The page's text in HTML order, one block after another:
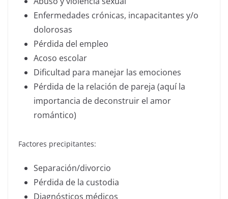
Enfermedades crónicas, incapacitantes y/o
dolorosas
Pérdida del empleo
Acoso escolar
Dificultad para manejar las emociones
Pérdida de la relación de pareja (aquí la
importancia de deconstruir el amor
romántico)
Factores precipitantes:
Separación/divorcio
Pérdida de la custodia
Diagnósticos médicos